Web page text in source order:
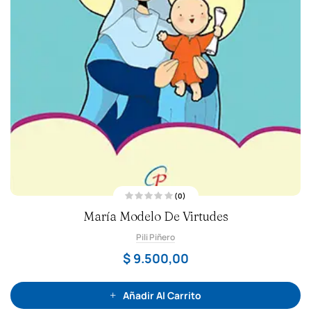
a
l
d
o
n
0
d
(0)
María Modelo De Virtudes
Pili Piñero
$9.500,00
Añadir Al Carrito